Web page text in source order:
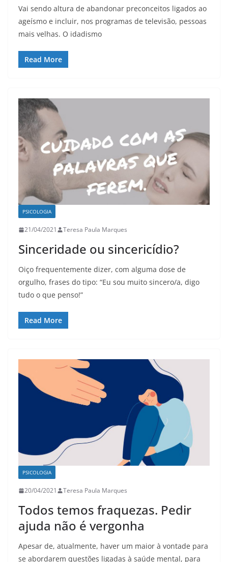
Vai sendo altura de abandonar preconceitos ligados ao
ageísmo e incluir, nos programas de televisão, pessoas
mais velhas. O idadismo
Read More
PSICOLOGIA
21/04/2021 Teresa Paula Marques
Sinceridade ou sincericídio?
Oiço frequentemente dizer, com alguma dose de
orgulho, frases do tipo: “Eu sou muito sincero/a, digo
tudo o que penso!”
Read More
PSICOLOGIA
20/04/2021 Teresa Paula Marques
Todos temos fraquezas. Pedir
ajuda não é vergonha
Apesar de, atualmente, haver um maior à vontade para
se abordarem questões ligadas à saúde mental, para